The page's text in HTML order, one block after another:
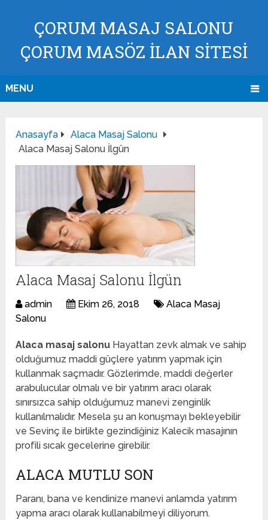
ÇORUM MASAJ SALONU
ÇORUM MASÖZ İLAN SİTESİ
MENU
Anasayfa
Alaca Masaj Salonu
Alaca Masaj Salonu İlgün
Alaca Masaj Salonu İlgün
admin Ekim 26, 2018
Alaca Masaj
Salonu
Alaca masaj salonu Hayattan zevk almak ve sahip
olduğumuz maddi güçlere yatırım yapmak için
kullanmak saçmadır. Gözlerimde, maddi değerler
arabulucular olmalı ve bir yatırım aracı olarak
sınırsızca sahip olduğumuz manevi zenginlik
kullanılmalıdır. Mesela şu an konuşmayı bekleyebilir
ve Sevinç ile birlikte gezindiğiniz Kalecik masajının
profili sıcak gecelerine girebilir.
ALACA MUTLU SON
Paranı, bana ve kendinize manevi anlamda yatırım
yapma aracı olarak kullanabilmeyi diliyorum.